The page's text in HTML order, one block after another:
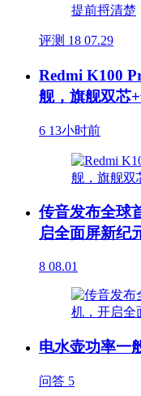
评测 18 07.29
Redmi K100
舰，旗舰双芯
6 13小时前
传音发布全球
启全面屏新纪
8 08.01
电水壶功率一
问答 5